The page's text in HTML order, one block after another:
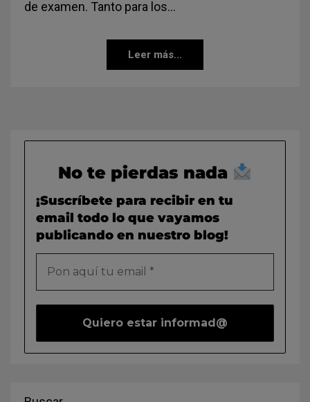
de examen. Tanto para los…
Leer más...
No te pierdas nada
¡Suscríbete para recibir en tu
email todo lo que vayamos
publicando en nuestro blog!